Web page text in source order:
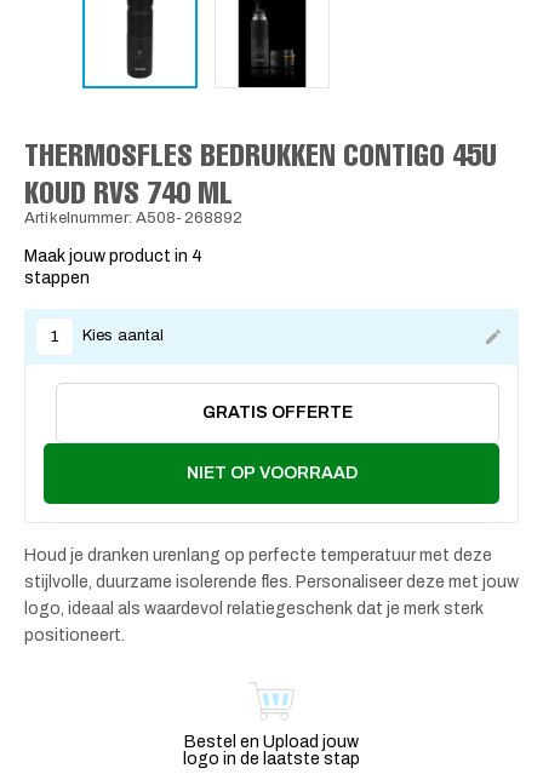
THERMOSFLES BEDRUKKEN CONTIGO 45U
KOUD RVS 740 ML
Artikelnummer: A508-268892
Maak jouw product in 4
stappen
1 Kies aantal
GRATIS OFFERTE
NIET OP VOORRAAD
Houd je dranken urenlang op perfecte temperatuur met deze
stijlvolle, duurzame isolerende fles. Personaliseer deze met jouw
logo, ideaal als waardevol relatiegeschenk dat je merk sterk
positioneert.
Bestel en Upload jouw
logo in de laatste stap